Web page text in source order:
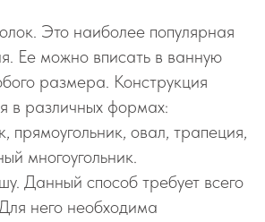
Это наиболее популярная
Ее можно вписать в ванную
размера. Конструкция
в различных формах:
прямоугольник, овал, трапеция,
многоугольник.
Данный способ требует всего
него необходима